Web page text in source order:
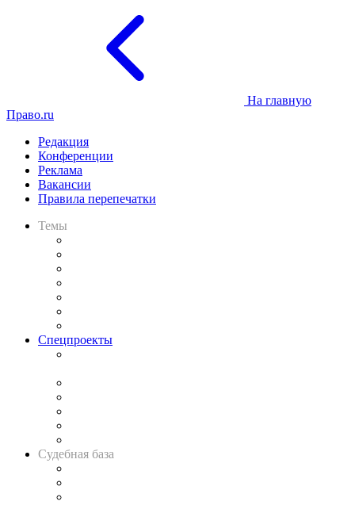
На главную
Право.ru
Редакция
Конференции
Реклама
Вакансии
Правила перепечатки
Темы
Спецпроекты
Судебная база